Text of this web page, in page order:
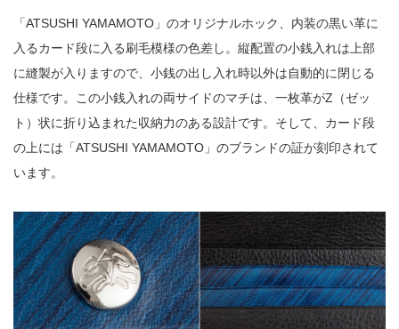
「ATSUSHI YAMAMOTO」のオリジナルホック、内装の黒い革に
入るカード段に入る刷毛模様の色差し。縦配置の小銭入れは上部
に縫製が入りますので、小銭の出し入れ時以外は自動的に閉じる
仕様です。この小銭入れの両サイドのマチは、一枚革がZ（ゼッ
ト）状に折り込まれた収納力のある設計です。そして、カード段
の上には「ATSUSHI YAMAMOTO」のブランドの証が刻印されて
います。